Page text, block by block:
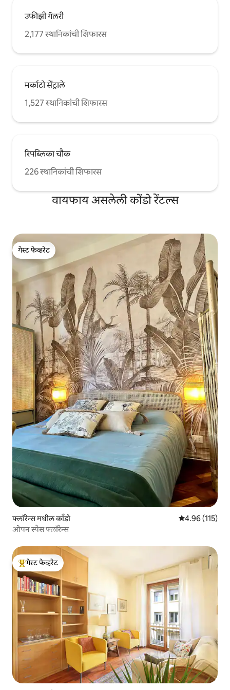
उफीझी गॅलरी
2,177 स्थानिकांची शिफारस
मर्काटो सेंट्राले
1,527 स्थानिकांची शिफारस
रिपब्लिका चौक
226 स्थानिकांची शिफारस
वायफाय असलेली कोंडो रेंटल्स
गेस्ट फेव्हरेट
गेस्ट फेव्हरेट
फ्लॉरेन्स मधील काँडो 5 पैकी 4.96
4.96 (115)
ओपन स्पेस फ्लॉरेन्स
टॉप गेस्ट फेव्हरेट
गेस्ट फेव्हरेट